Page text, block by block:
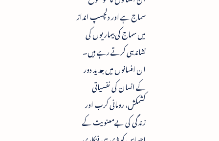
سماج ہے اور دلچسپ انداز
میں سماج کی بیماریوں کی
نشاندہی کرتے رہے ہیں۔
ان افسانوں میں جدید دور
کے انسان کی نفسیاتی
کشمکش، رومانی کرب اور
زندگی کی بےمعنویت کے